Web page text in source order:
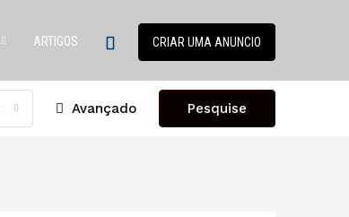
ARTIGOS CRIAR UMA ANUNCIO
Avançado Pesquise